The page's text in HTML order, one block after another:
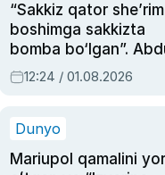
“Sakkiz qator she’rim
boshimga sakkizta
bomba bo‘lgan”.
Oripovni siyosiy
ayblovlardan asrab
12:24 / 01.08.2026
Dunyo
Mariupol qamalini